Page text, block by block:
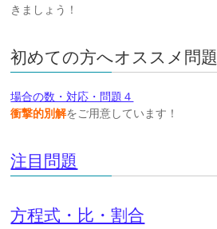
きましょう！
初めての方へオススメ問題
場合の数・対応・問題４
衝撃的別解をご用意しています！
注目問題
方程式・比・割合